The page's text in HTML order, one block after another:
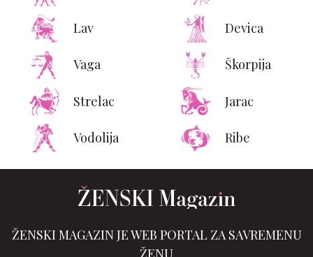
Lav Devica
Vaga Škorpija
Strelac Jarac
Vodolija Ribe
ŽENSKI MAGAZIN JE WEB PORTAL ZA SAVREMENU